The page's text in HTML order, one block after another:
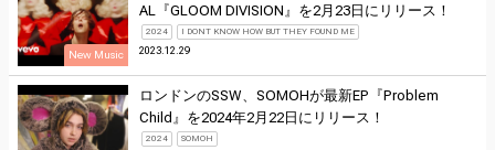
New Music
AL『GLOOM DIVISION』を2月23日にリリース！
2024 I DONT KNOW HOW BUT THEY FOUND ME
2023.12.29
ロンドンのSSW、SOMOHが最新EP『Problem
Child』を2024年2月22日にリリース！
2024 SOMOH